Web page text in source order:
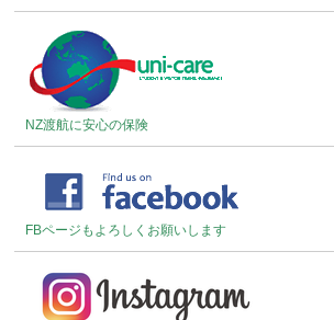
NZ渡航に安心の保険
FBページもよろしくお願いします